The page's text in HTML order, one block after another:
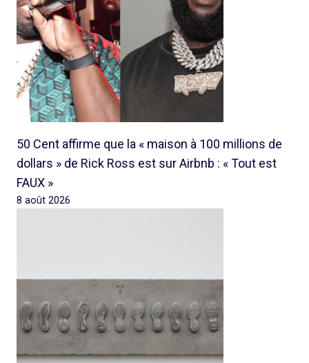
50 Cent affirme que la « maison à 100 millions de
dollars » de Rick Ross est sur Airbnb : « Tout est
FAUX »
8 août 2026